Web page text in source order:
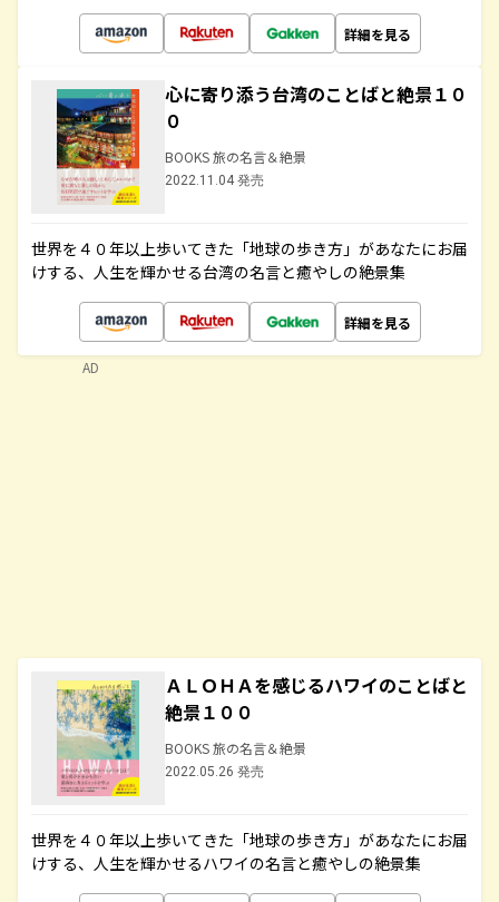
詳細を見る
心に寄り添う台湾のことばと絶景１０
０
BOOKS 旅の名言＆絶景
2022.11.04 発売
世界を４０年以上歩いてきた「地球の歩き方」があなたにお届
けする、人生を輝かせる台湾の名言と癒やしの絶景集
詳細を見る
ＡＬＯＨＡを感じるハワイのことばと
絶景１００
BOOKS 旅の名言＆絶景
2022.05.26 発売
世界を４０年以上歩いてきた「地球の歩き方」があなたにお届
けする、人生を輝かせるハワイの名言と癒やしの絶景集
AD